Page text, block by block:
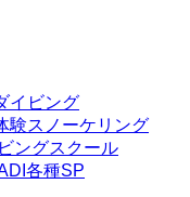
イビング
験スノーケリング
ングスクール
各種SP